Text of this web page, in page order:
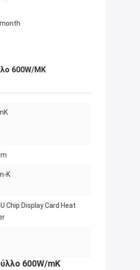
600W/MK
K
Chip Display Card Heat
600W/mK